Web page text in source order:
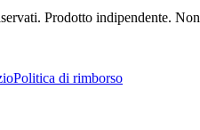
Prodotto indipendente.
Politica di rimborso